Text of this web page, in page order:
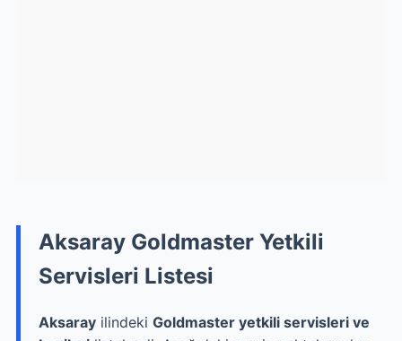
Aksaray Goldmaster Yetkili
Servisleri Listesi
Aksarayilindeki Goldmaster yetkili servisleri ve